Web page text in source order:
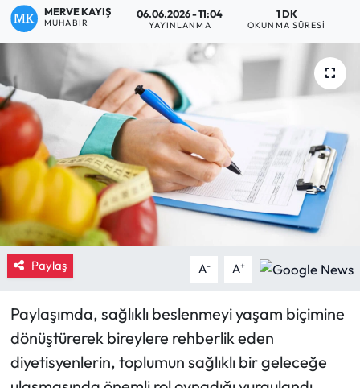
MERVE KAYIŞ
MUHABIR
06.06.2026 - 11:04
YAYINLANMA
1 DK
OKUNMA SÜRESI
Paylaş A- A+
Paylaşımda, sağlıklı beslenmeyi yaşam biçimine
dönüştürerek bireylere rehberlik eden
diyetisyenlerin, toplumun sağlıklı bir geleceğe
Dodurga Haberleri
Eğitim
Ekonomi
Güncel
İskilip Haberleri
Kargı Haberleri
Kimdir?
Laçin Haberleri
Magazin
Haber Arşivi